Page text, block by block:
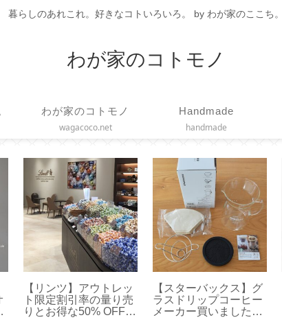
暮らしのあれこれ。好きなコトいろいろ。 by わが家のここち。
わが家のコトモノ
わが家のコトモノ
wagacoco.net
Handmade
handmade
【リンツ】アウトレッ
ト限定割引率の量り売
りとお得な50% OFF
【スターバックス】グ
ラスドリップコーヒー
メーカー買いました